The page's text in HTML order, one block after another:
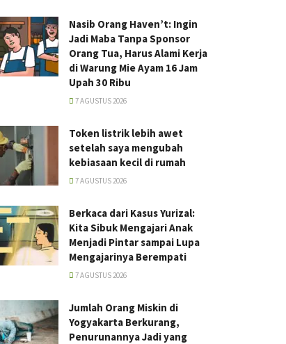
Nasib Orang Haven’t: Ingin
Jadi Maba Tanpa Sponsor
Orang Tua, Harus Alami Kerja
di Warung Mie Ayam 16 Jam
Upah 30 Ribu
7 AGUSTUS 2026
Token listrik lebih awet
setelah saya mengubah
kebiasaan kecil di rumah
7 AGUSTUS 2026
Berkaca dari Kasus Yurizal:
Kita Sibuk Mengajari Anak
Menjadi Pintar sampai Lupa
Mengajarinya Berempati
7 AGUSTUS 2026
Jumlah Orang Miskin di
Yogyakarta Berkurang,
Penurunannya Jadi yang